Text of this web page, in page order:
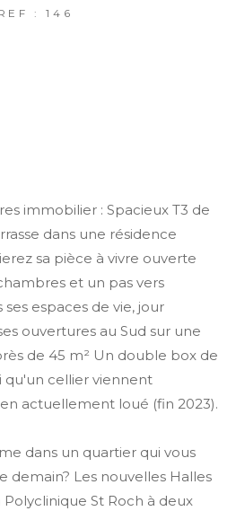
: 146
immobilier : Spacieux T3 de
dans une résidence
sa pièce à vivre ouverte
et un pas vers
espaces de vie, jour
ouvertures au Sud sur une
de 45 m² Un double box de
qu'un cellier viennent
actuellement loué (fin 2023).
dans un quartier qui vous
demain? Les nouvelles Halles
Polyclinique St Roch à deux